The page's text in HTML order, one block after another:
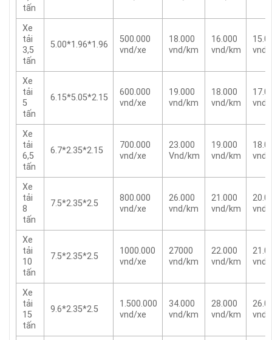
tấn
Xe
tải
3,5
tấn
5.00*1.96*1.96
500.000
vnd/xe
18.000
vnd/km
16.000
vnd/km
vnd/
Xe
tải
5
tấn
6.15*5.05*2.15
600.000
vnd/xe
19.000
vnd/km
18.000
vnd/km
vnd/
Xe
tải
6,5
tấn
6.7*2.35*2.15
700.000
vnd/xe
23.000
Vnd/km
19.000
vnd/km
vnd/
Xe
tải
8
tấn
7.5*2.35*2.5
800.000
vnd/xe
26.000
vnd/km
21.000
vnd/km
vnd/
Xe
tải
10
tấn
7.5*2.35*2.5
1000.000
vnd/xe
27000
vnd/km
22.000
vnd/km
vnd/
Xe
tải
15
tấn
9.6*2.35*2.5
1.500.000
vnd/xe
34.000
vnd/km
28.000
vnd/km
vnd/